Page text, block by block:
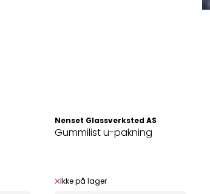
Nenset Glassverksted AS
Gummilist u-pakning
Ikke på lager